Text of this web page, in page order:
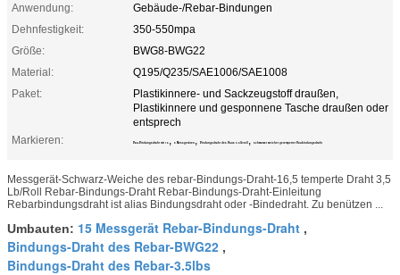
Anwendung:
Gebäude-/Rebar-Bindungen
Dehnfestigkeit:
350-550mpa
Größe:
BWG8-BWG22
Material:
Q195/Q235/SAE1006/SAE1008
Paket:
Plastikinnere- und Sackzeugstoff draußen,
Plastikinnere und gesponnene Tasche draußen oder
entsprech
Markieren:
Bau-Bindungsdraht mit 16 , 5 Messgeräten , Bindungsdraht des Baus 3.5lb/roll , schwarzer weicher getemperter Baubindungsdraht
Messgerät-Schwarz-Weiche des rebar-Bindungs-Draht-16,5 temperte Draht 3,5
Lb/Roll Rebar-Bindungs-Draht Rebar-Bindungs-Draht-Einleitung
Rebarbindungsdraht ist alias Bindungsdraht oder -Bindedraht. Zu benützen ...
Umbauten: 15 Messgerät Rebar-Bindungs-Draht ,
Bindungs-Draht des Rebar-BWG22 ,
Bindungs-Draht des Rebar-3.5lbs